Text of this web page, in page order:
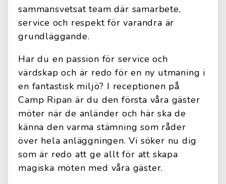
sammansvetsat team där samarbete,
service och respekt för varandra är
grundläggande.
Har du en passion för service och
värdskap och är redo för en ny utmaning i
en fantastisk miljö? I receptionen på
Camp Ripan är du den första våra gäster
möter när de anländer och här ska de
känna den varma stämning som råder
över hela anläggningen. Vi söker nu dig
som är redo att ge allt för att skapa
magiska möten med våra gäster.